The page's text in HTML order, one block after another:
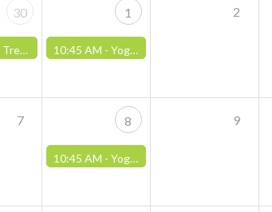
30
Trening og fysisk aktivitet - Vardesenteret
1
10:45 AM -Yoga med Jivamukti Yoga, Stavanger
2
7 8
10:45 AM -Yoga med Jivamukti Yoga, Stavanger
9